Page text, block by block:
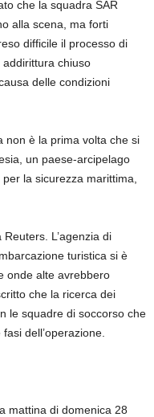
che la squadra SAR
alla scena, ma forti
difficile il processo di
chiuso
delle condizioni
non è la prima volta che si
un paese-arcipelago
la sicurezza marittima,
L’agenzia di
turistica si è
onde alte avrebbero
che la ricerca dei
le squadre di soccorso che
dell’operazione.
mattina di domenica 28